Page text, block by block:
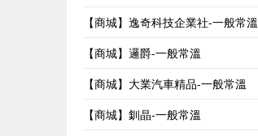
【商城】逸奇科技企業社-一般常溫
【商城】邏爵-一般常溫
【商城】大業汽車精品-一般常溫
【商城】釧晶-一般常溫